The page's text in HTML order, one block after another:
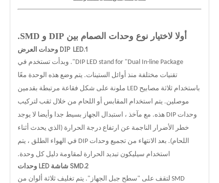
أولا لاختيار نوع وحدات الصمام بين DIP و SMD.
1.DIP LED وحدات العرض
DIP LED stand for "Dual In-line Package". وبدأت تستخدم في
تقنيات مختلفة منذ أوائل الستينات. يتم وضع هذه الوحدة معًا
باستخدام ثلاثة مصابيح LED ملونة على شكل فقاعة مرتبطة بقدمين
موصلين. يتم استخدام المقابس أو اللحام من خلال ثقب لتركيب
وحدات DIP هذه. مع مآخذ ، استبدال الجهاز بسيط جدا وأيضا لا يوجد
خطر الأضرار الناجمة عن ارتفاع درجة الحرارة (الذي يحدث أثناء
اللحام). بعد الانتهاء من تجميع وحدات DIP في الهواء الطلق ، يتم
استخدام سيليكون تبديد الحرارة لمقاومة دليل كل وحدة.
2.SMD شاشة LED وحدات
SMD لتقف على "سطح جبل الجهاز".
يتم تغليف ثلاثة ألوان من